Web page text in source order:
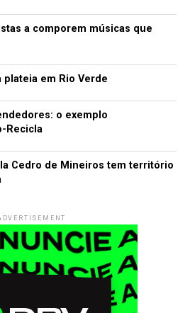
a comporem músicas que
plateia em Rio Verde
o exemplo
Recicla
Cedro de Mineiros tem território